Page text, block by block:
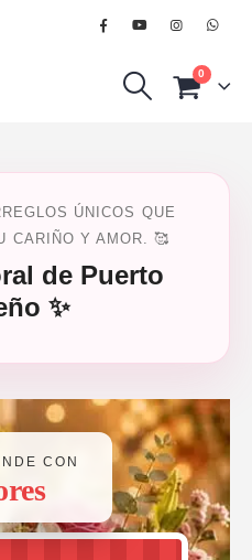
0
ÚNICOS QUE
CARIÑO Y AMOR. 🥰
de Puerto
✨
CON